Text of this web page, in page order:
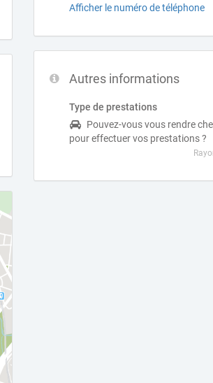
Afficher le numéro de téléphone
Autres informations
Type de prestations
Pouvez-vous vous rendre
pour effectuer vos prestations ?